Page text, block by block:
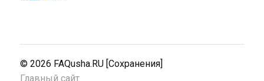
© 2026 FAQusha.RU [Сохранения]
Главный сайт